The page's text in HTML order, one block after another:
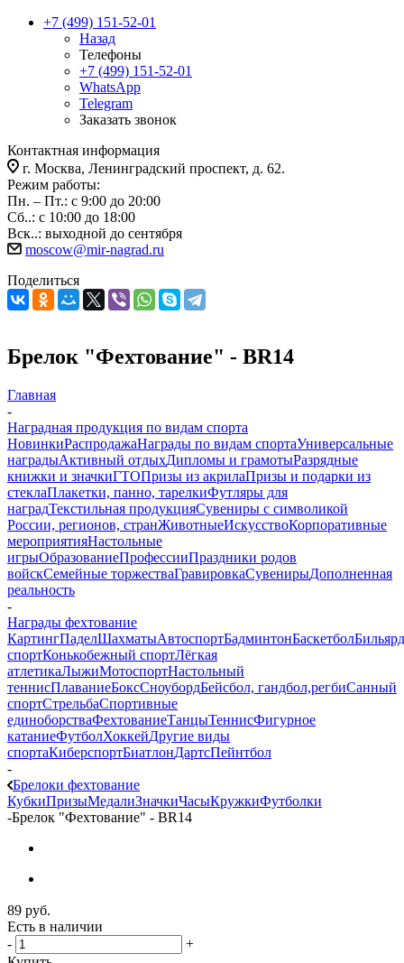
+7 (499) 151-52-01
Назад
Телефоны
+7 (499) 151-52-01
WhatsApp
Telegram
Заказать звонок
Контактная информация
г. Москва, Ленинградский проспект, д. 62.
Режим работы:
Пн. – Пт.: с 9:00 до 20:00
Сб..: с 10:00 до 18:00
Вск..: выходной до сентября
moscow@mir-nagrad.ru
Поделиться
Брелок "Фехтование" - BR14
Главная
-
Наградная продукция по видам спорта
НовинкиРаспродажаНаграды по видам спортаУниверсальные
наградыАктивный отдыхДипломы и грамотыРазрядные
книжки и значкиГТОПризы из акрилаПризы и подарки из
стеклаПлакетки, панно, тарелкиФутляры для
наградТекстильная продукцияСувениры с символикой
России, регионов, странЖивотныеИскусствоКорпоративные
мероприятияНастольные
игрыОбразованиеПрофессииПраздники родов
войскСемейные торжестваГравировкаСувенирыДополненная
реальность
-
Награды фехтование
КартингПаделШахматыАвтоспортБадминтонБаскетболБильярд
спортКонькобежный спортЛёгкая
атлетикаЛыжиМотоспортНастольный
теннисПлаваниеБоксСноубордБейсбол, гандбол,регбиСанный
спортСтрельбаСпортивные
единоборстваФехтованиеТанцыТеннисФигурное
катаниеФутболХоккейДругие виды
спортаКиберспортБиатлонДартсПейнтбол
-
Брелоки фехтование
КубкиПризыМедалиЗначкиЧасыКружкиФутболки
-Брелок "Фехтование" - BR14
89 руб.
Есть в наличии
-
+